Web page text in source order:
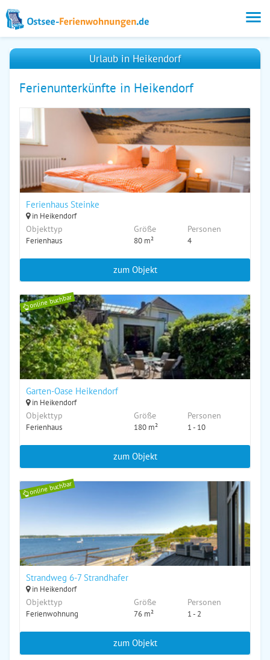
Urlaub in Heikendorf
Ferienunterkünfte in Heikendorf
Ferienhaus Steinke
in Heikendorf
Objekttyp
Ferienhaus
Größe
80 m²
Personen
4
zum Objekt
online buchbar
Garten-Oase Heikendorf
in Heikendorf
Objekttyp
Ferienhaus
Größe
180 m²
Personen
1 - 10
zum Objekt
online buchbar
Strandweg 6-7 Strandhafer
in Heikendorf
Objekttyp
Ferienwohnung
Größe
76 m²
Personen
1 - 2
zum Objekt